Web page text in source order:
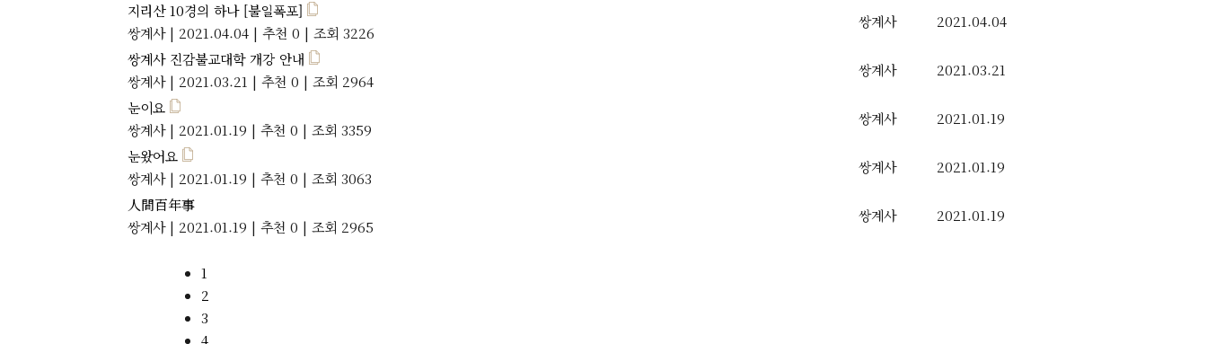
지리산 10경의 하나 [불일폭포]
쌍계사 | 2021.04.04 | 추천 0 | 조회 3226
쌍계사
2021.04.04
쌍계사 진감불교대학 개강 안내
쌍계사 | 2021.03.21 | 추천 0 | 조회 2964
쌍계사
2021.03.21
눈이요
쌍계사 | 2021.01.19 | 추천 0 | 조회 3359
쌍계사
2021.01.19
눈왔어요
쌍계사 | 2021.01.19 | 추천 0 | 조회 3063
쌍계사
2021.01.19
人間百年事
쌍계사 | 2021.01.19 | 추천 0 | 조회 2965
쌍계사 2021.01.19
1
2
3
4